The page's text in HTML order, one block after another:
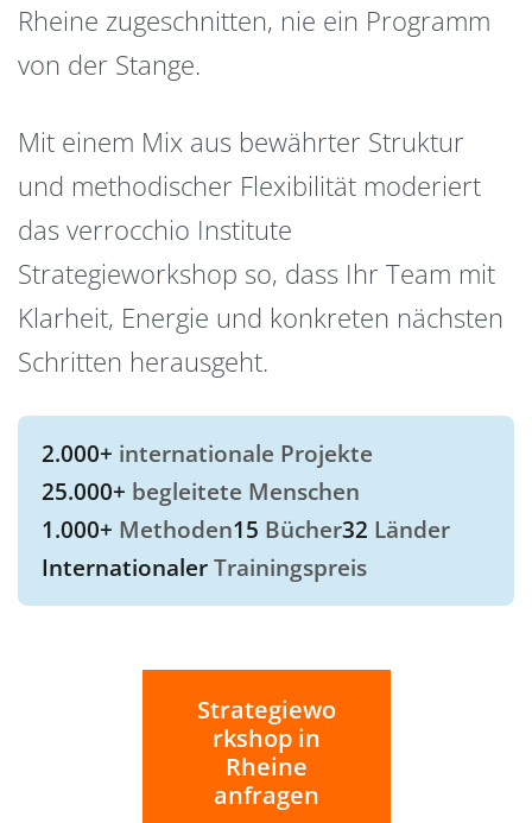
Rheine zugeschnitten, nie ein Programm
von der Stange.
Mit einem Mix aus bewährter Struktur
und methodischer Flexibilität moderiert
das verrocchio Institute
Strategieworkshop so, dass Ihr Team mit
Klarheit, Energie und konkreten nächsten
Schritten herausgeht.
2.000+ internationale Projekte
25.000+ begleitete Menschen
1.000+ Methoden15 Bücher32 Länder
InternationalerTrainingspreis
Strategiewo
rkshop in
Rheine
anfragen